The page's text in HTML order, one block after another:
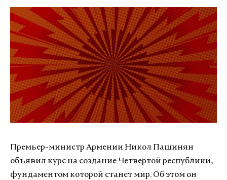
Премьер-министр Армении Никол Пашинян
объявил курс на создание Четвертой республики,
фундаментом которой станет мир. Об этом он